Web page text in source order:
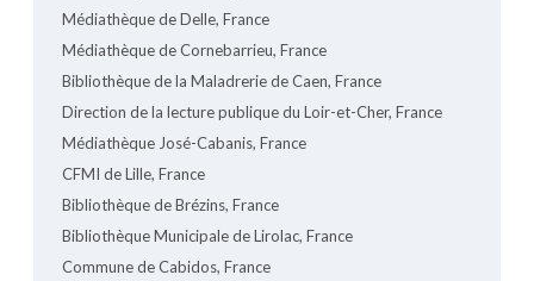
Médiathèque de Delle, France
Médiathèque de Cornebarrieu, France
Bibliothèque de la Maladrerie de Caen, France
Direction de la lecture publique du Loir-et-Cher, France
Médiathèque José-Cabanis, France
CFMI de Lille, France
Bibliothèque de Brézins, France
Bibliothèque Municipale de Lirolac, France
Commune de Cabidos, France